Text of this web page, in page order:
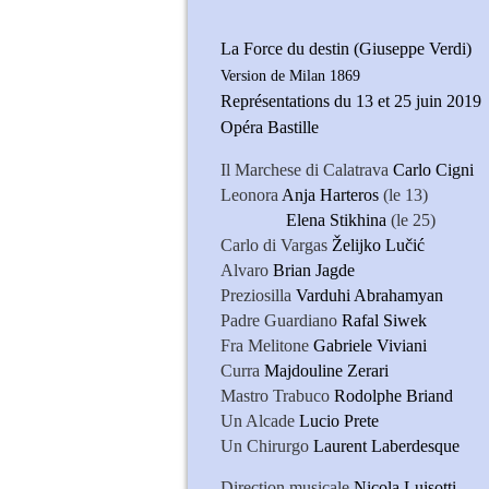
La Force du destin (Giuseppe Verdi)
Version de Milan 1869
Représentations du 13 et 25 juin 2019
Opéra Bastille
Il Marchese di Calatrava Carlo Cigni
Leonora Anja Harteros (le 13)
Elena Stikhina (le 25)
Carlo di Vargas Želijko Lučić
Alvaro Brian Jagde
Preziosilla Varduhi Abrahamyan
Padre Guardiano Rafal Siwek
Fra Melitone Gabriele Viviani
Curra Majdouline Zerari
Mastro Trabuco Rodolphe Briand
Un Alcade Lucio Prete
Un Chirurgo Laurent Laberdesque